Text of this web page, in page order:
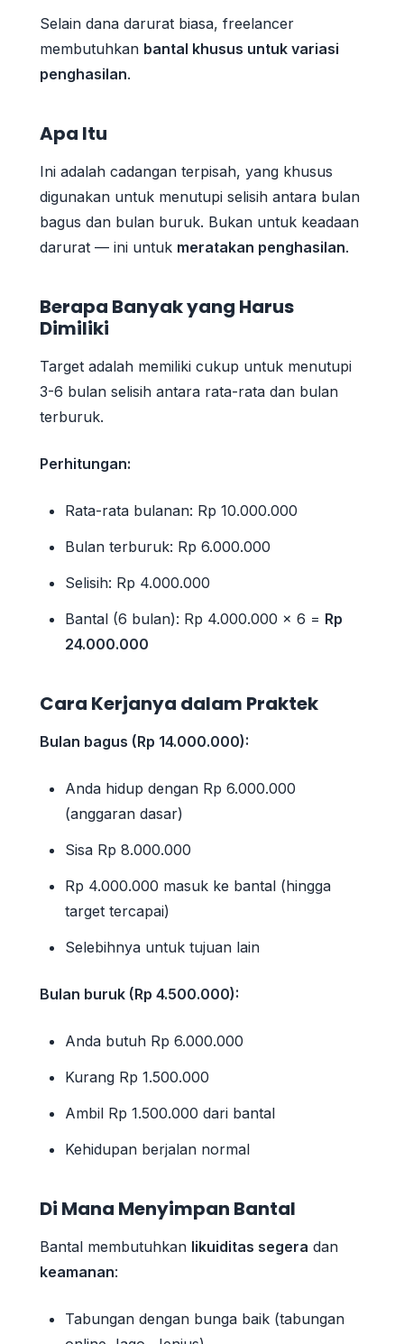
Selain dana darurat biasa, freelancer
membutuhkan bantal khusus untuk variasi
penghasilan.
Apa Itu
Ini adalah cadangan terpisah, yang khusus
digunakan untuk menutupi selisih antara bulan
bagus dan bulan buruk. Bukan untuk keadaan
darurat — ini untuk meratakan penghasilan.
Berapa Banyak yang Harus
Dimiliki
Target adalah memiliki cukup untuk menutupi
3-6 bulan selisih antara rata-rata dan bulan
terburuk.
Perhitungan:
Rata-rata bulanan: Rp 10.000.000
Bulan terburuk: Rp 6.000.000
Selisih: Rp 4.000.000
Bantal (6 bulan): Rp 4.000.000 × 6 = Rp
24.000.000
Cara Kerjanya dalam Praktek
Bulan bagus (Rp 14.000.000):
Anda hidup dengan Rp 6.000.000
(anggaran dasar)
Sisa Rp 8.000.000
Rp 4.000.000 masuk ke bantal (hingga
target tercapai)
Selebihnya untuk tujuan lain
Bulan buruk (Rp 4.500.000):
Anda butuh Rp 6.000.000
Kurang Rp 1.500.000
Ambil Rp 1.500.000 dari bantal
Kehidupan berjalan normal
Di Mana Menyimpan Bantal
Bantal membutuhkan likuiditas segera dan
keamanan:
Tabungan dengan bunga baik (tabungan